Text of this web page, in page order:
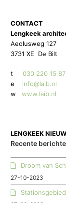
CONTACT
Lengkeek
Aeolusweg 127
3731 XE De Bilt
t030 220 15 87
e info@laib.nl
w
www.laib.nl
LENGKEEK
Recente
Droom van
27-10-2023